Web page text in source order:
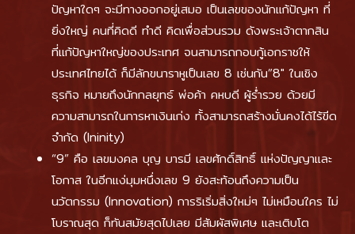
ปัญหาใดๆ จะมีทางออกอยู่เสมอ เป็นเลขของนักแก้ปัญหา ที่
ยิ่งใหญ่ คนที่คิดดี ทำดี คิดเพื่อส่วนรวม ดังพระเจ้าตากสิน
ที่แก้ปัญหาใหญ่ของประเทศ จนสามารถกอบกู้เอกราชให้
ประเทศไทยได้ ก็มีลักขนาราหูเป็นเลข 8 เช่นกัน”8″ ในเชิง
ธุรกิจ หมายถึงนักกลยุทธ์ พ่อค้า คหบดี ผู้ร่ำรวย ด้วยมี
ความสามารถในการหาเงินเก่ง ทั้งสามารถสร้างมั่นคงได้ไร้ขีด
จำกัด (Ininity)
“9” คือ เลขมงคล บุญ บารมี เลขศักดิ์สิทธิ์ แห่งปัญญาและ
โอกาส ในอีกแง่มุมหนึ่งเลข 9 ยังสะท้อนถึงความเป็น
นวัตกรรม (Innovation) การริเริ่มสิ่งใหม่ๆ ไม่เหมือนใคร ไม่
โบราณสุด ก็ทันสมัยสุดไปเลย มีสัมผัสพิเศษ และเติบโต